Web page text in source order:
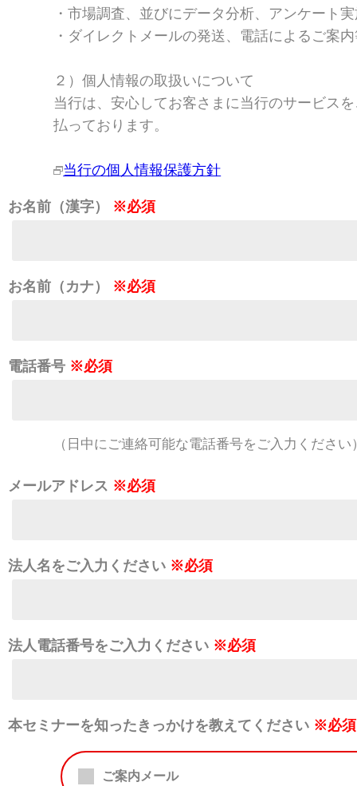
・市場調査、並びにデータ分析、アンケート
・ダイレクトメールの発送、電話によるご案
２）個人情報の取扱いについて
当行は、安心してお客さまに当行のサービス
払っております。
当行の個人情報保護方針
お名前（漢字） ※必須
お名前（カナ） ※必須
電話番号 ※必須
（日中にご連絡可能な電話番号をご入力ください
メールアドレス ※必須
法人名をご入力ください ※必須
法人電話番号をご入力ください ※必須
本セミナーを知ったきっかけを教えてください ※必須
ご案内メール